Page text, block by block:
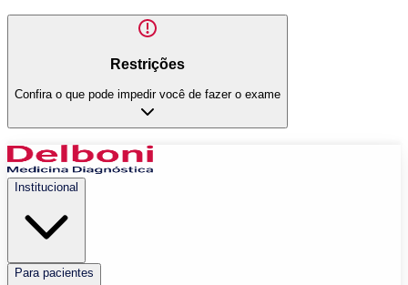
Restrições
Confira o que pode impedir você de fazer o exame
Institucional
Para pacientes